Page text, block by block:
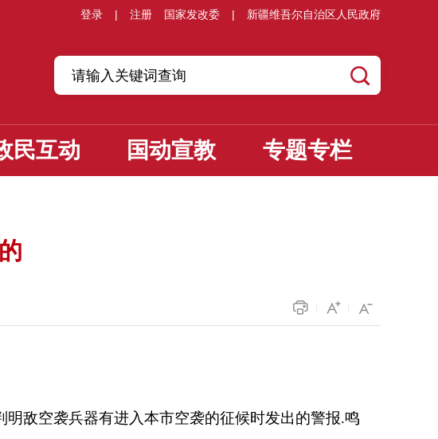
登录 | 注册 国家发改委 | 新疆维吾尔自治区人民政府
民互动 国动宣教 专题专栏
明敌空袭兵器有进入本市空袭的征候时发出的警报.鸣